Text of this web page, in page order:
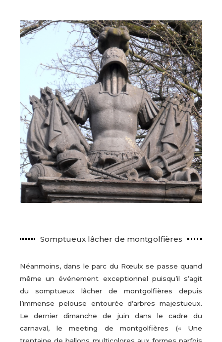
Somptueux lâcher de montgolfières
Néanmoins, dans le parc du Rœulx se passe quand
même un événement exceptionnel puisqu’il s’agit
du somptueux lâcher de montgolfières depuis
l’immense pelouse entourée d’arbres majestueux.
Le dernier dimanche de juin dans le cadre du
carnaval, le meeting de montgolfières (« Une